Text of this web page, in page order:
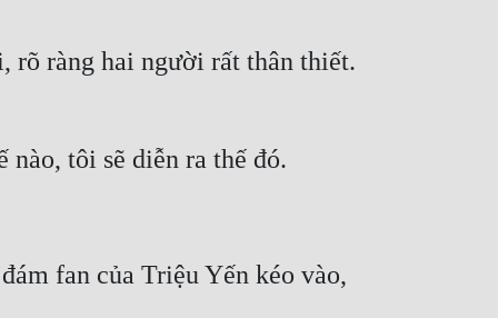
rõ ràng hai người rất thân thiết.
tôi sẽ diễn ra thế đó.
fan của Triệu Yến kéo vào,